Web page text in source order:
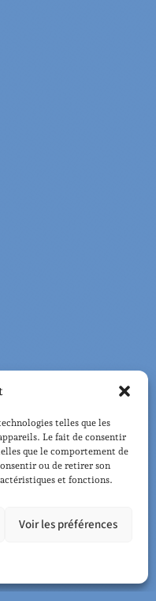
telles que les
Le fait de consentir
que le comportement de
ou de retirer son
et fonctions.
Voir les préférences